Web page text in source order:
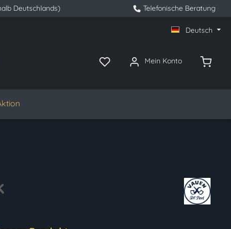
Deutschlands) Telefonische Beratung
Deutsch
Mein Konto